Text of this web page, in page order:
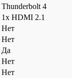
Thunderbolt 4
1x HDMI 2.1
Нет
Нет
Да
Нет
Нет